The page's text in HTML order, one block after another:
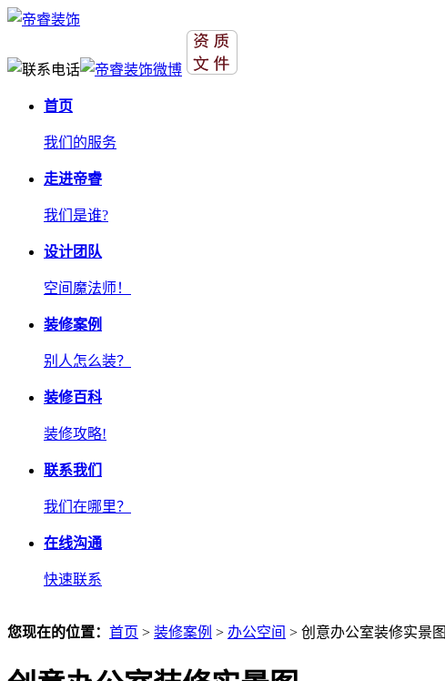
首页
我们的服务
走进帝睿
我们是谁?
设计团队
空间魔法师！
装修案例
别人怎么装？
装修百科
装修攻略!
联系我们
我们在哪里？
在线沟通
快速联系
您现在的位置： 首页 > 装修案例 > 办公空间 > 创意办公室装修实景图